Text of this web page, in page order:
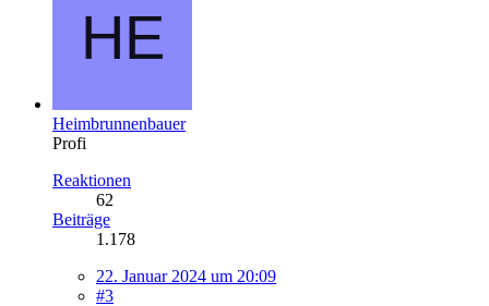
Heimbrunnenbauer
Profi
Reaktionen
62
Beiträge
1.178
22. Januar 2024 um 20:09
#3